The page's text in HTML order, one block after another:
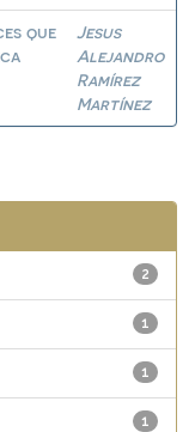
que
Jesus
Alejandro
Ramírez
Martínez
2
1
1
1